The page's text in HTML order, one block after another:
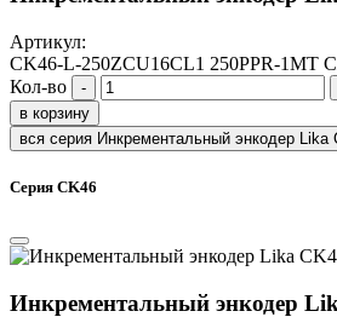
Артикул:
CK46-L-250ZCU16CL1 250PPR-1MT
Кол-во
-
в корзину
вся серия Инкрементальный энкодер Lika
Серия CK46
Инкрементальный энкодер